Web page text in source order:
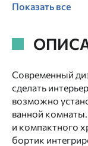
Показать все
Современный
сделать
возможно
ванной
и компактного
бортик